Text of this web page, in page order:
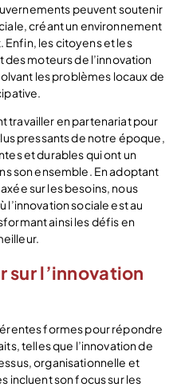
peuvent soutenir
créant un environnement
les citoyens et les
moteurs de l’innovation
les problèmes locaux de
travailler en partenariat pour
pressants de notre époque,
et durables qui ont un
son ensemble. En adoptant
sur les besoins, nous
l’innovation sociale est au
ainsi les défis en
sur l’innovation
formes pour répondre
telles que l’innovation de
organisationnelle et
incluent son focus sur les